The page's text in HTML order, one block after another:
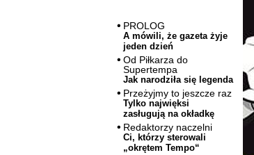
PROLOG
A mówili, że gazeta żyje
jeden dzień
Od Piłkarza do
Supertempa
Jak narodziła się legenda
Przeżyjmy to jeszcze raz
Tylko najwięksi
zasługują na okładkę
Redaktorzy naczelni
Ci, którzy sterowali
„okrętem Tempo“